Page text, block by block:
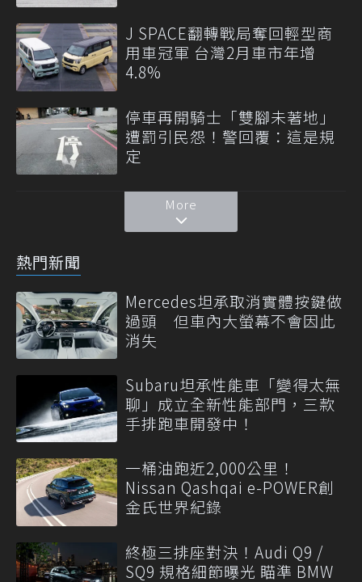
J SPACE翻轉戰局奪回輕型商
用車冠軍 台灣2月車市年增
4.8%
停車再開騎士「雙腳未著地」
遭罰引民怨！警回覆：這是規
定
More
熱門新聞
Mercedes坦承取消實體按鍵做
過頭 但車內大螢幕不會因此
消失
Subaru坦承性能車「變得太無
聊」成立全新性能部門，三款
手排跑車開發中！
一桶油跑近2,000公里！
Nissan Qashqai e-POWER創
金氏世界紀錄
終極三排座對決！Audi Q9 /
SQ9 規格細節曝光 瞄準 BMW